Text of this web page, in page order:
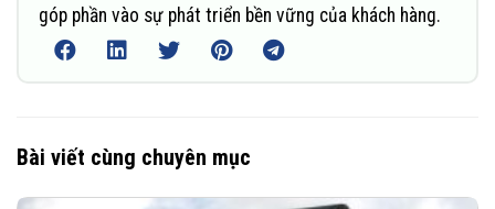
góp phần vào sự phát triển bền vững của khách hàng.
Bài viết cùng chuyên mục